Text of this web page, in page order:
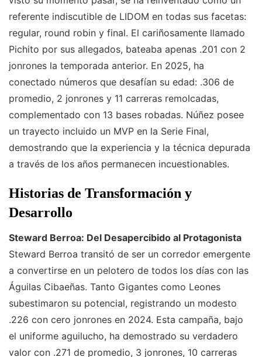
referente indiscutible de LIDOM en todas sus facetas:
regular, round robin y final. El cariñosamente llamado
Pichito por sus allegados, bateaba apenas .201 con 2
jonrones la temporada anterior. En 2025, ha
conectado números que desafían su edad: .306 de
promedio, 2 jonrones y 11 carreras remolcadas,
complementado con 13 bases robadas. Núñez posee
un trayecto incluido un MVP en la Serie Final,
demostrando que la experiencia y la técnica depurada
a través de los años permanecen incuestionables.
Historias de Transformación y
Desarrollo
Steward Berroa: Del Desapercibido al Protagonista
Steward Berroa transitó de ser un corredor emergente
a convertirse en un pelotero de todos los días con las
Águilas Cibaeñas. Tanto Gigantes como Leones
subestimaron su potencial, registrando un modesto
.226 con cero jonrones en 2024. Esta campaña, bajo
el uniforme aguilucho, ha demostrado su verdadero
valor con .271 de promedio, 3 jonrones, 10 carreras